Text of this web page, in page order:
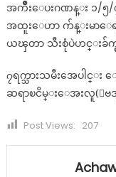
အက်ိဳးေပးဂဏန္း ၁/၅/
အထူးေဟာ က်န္းမာေ
ယၾတာ သီးစုံပဲဟင္းခ်က္ၿ
၇ရက္သားသမီးအေပါင္
ဆရာၿငိမ္းေအးလူ(ေ
Post Views: 207